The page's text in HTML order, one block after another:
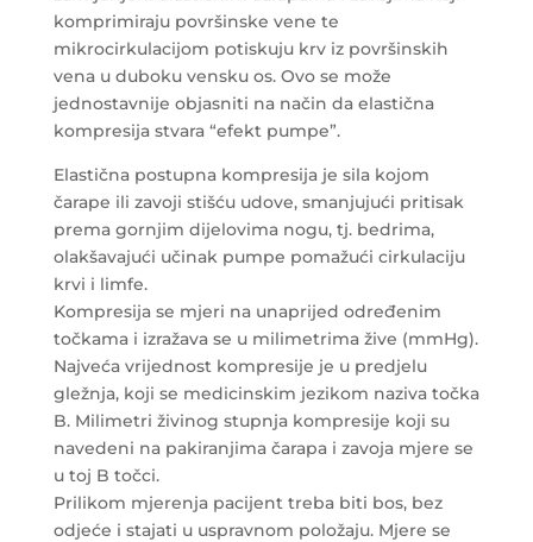
komprimiraju površinske vene te
mikrocirkulacijom potiskuju krv iz površinskih
vena u duboku vensku os. Ovo se može
jednostavnije objasniti na način da elastična
kompresija stvara “efekt pumpe”.
Elastična postupna kompresija je sila kojom
čarape ili zavoji stišću udove, smanjujući pritisak
prema gornjim dijelovima nogu, tj. bedrima,
olakšavajući učinak pumpe pomažući cirkulaciju
krvi i limfe.
Kompresija se mjeri na unaprijed određenim
točkama i izražava se u milimetrima žive (mmHg).
Najveća vrijednost kompresije je u predjelu
gležnja, koji se medicinskim jezikom naziva točka
B. Milimetri živinog stupnja kompresije koji su
navedeni na pakiranjima čarapa i zavoja mjere se
u toj B točci.
Prilikom mjerenja pacijent treba biti bos, bez
odjeće i stajati u uspravnom položaju. Mjere se